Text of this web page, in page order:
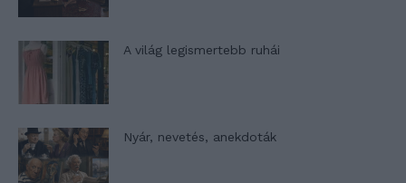
A világ legismertebb ruhái
Nyár, nevetés, anekdoták